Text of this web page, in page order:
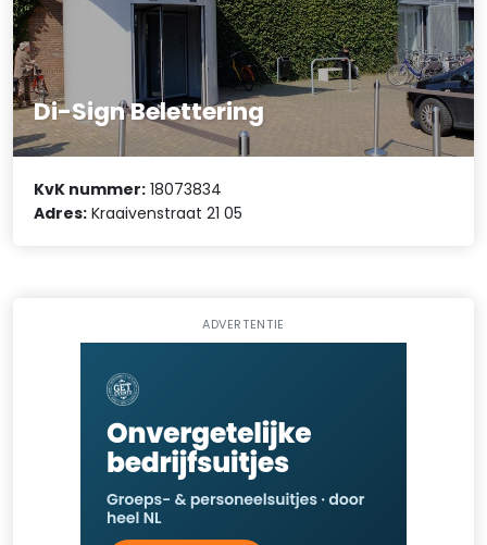
Di-Sign Belettering
KvK nummer: 18073834
Adres: Kraaivenstraat 21 05
ADVERTENTIE